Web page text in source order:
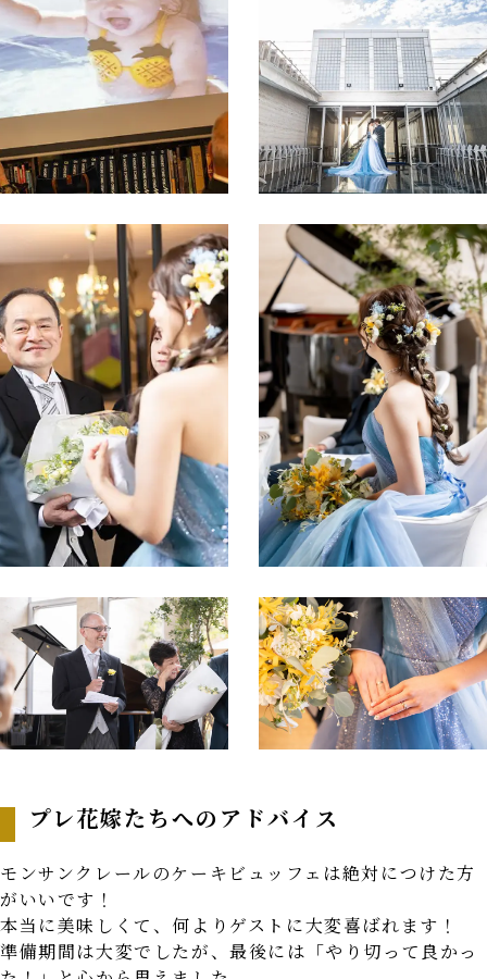
プレ花嫁たちへのアドバイス
モンサンクレールのケーキビュッフェは絶対につけた方
がいいです！
本当に美味しくて、何よりゲストに大変喜ばれます！
準備期間は大変でしたが、最後には「やり切って良かっ